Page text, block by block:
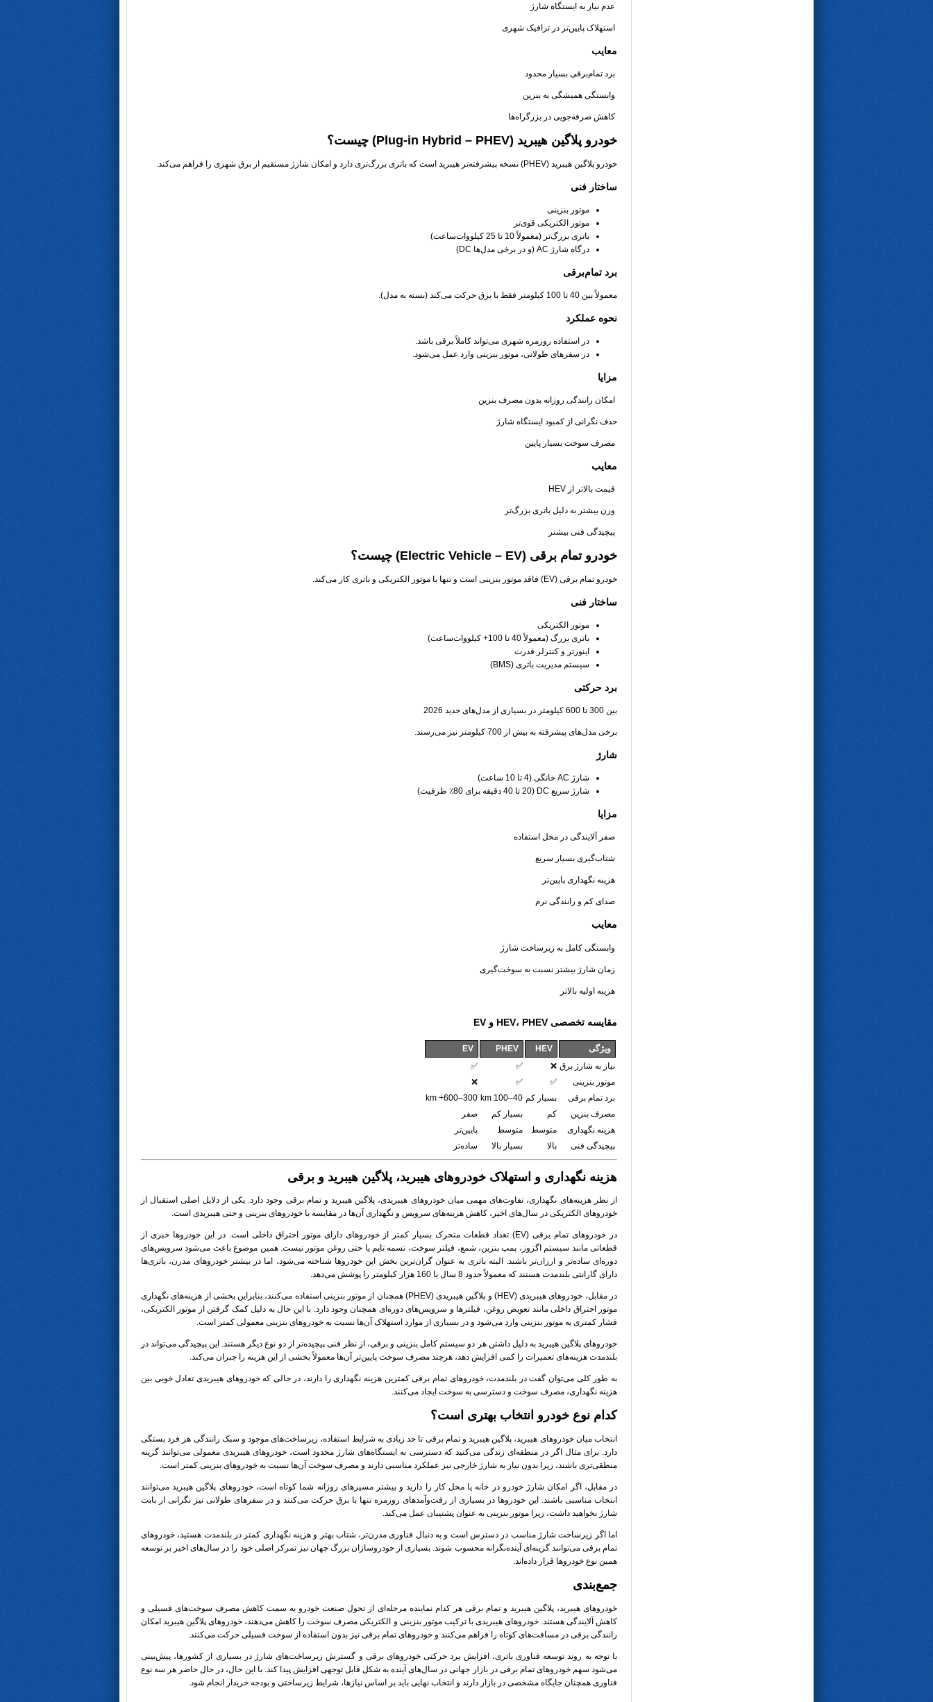
عدم نیاز به ایستگاه شارژ
استهلاک پایین‌تر در ترافیک شهری
معایب
برد تمام‌برقی بسیار محدود
وابستگی همیشگی به بنزین
کاهش صرفه‌جویی در بزرگراه‌ها
خودرو پلاگین هیبرید (Plug-in Hybrid – PHEV) چیست؟
خودرو پلاگین هیبرید (PHEV) نسخه پیشرفته‌تر هیبرید است که باتری بزرگ‌تری دارد و امکان شارژ مستقیم از برق شهری را فراهم می‌کند.
ساختار فنی
موتور بنزینی
موتور الکتریکی قوی‌تر
باتری بزرگ‌تر (معمولاً 10 تا 25 کیلووات‌ساعت)
درگاه شارژ AC (و در برخی مدل‌ها DC)
برد تمام‌برقی
معمولاً بین 40 تا 100 کیلومتر فقط با برق حرکت می‌کند (بسته به مدل).
نحوه عملکرد
در استفاده روزمره شهری می‌تواند کاملاً برقی باشد.
در سفرهای طولانی، موتور بنزینی وارد عمل می‌شود.
مزایا
امکان رانندگی روزانه بدون مصرف بنزین
حذف نگرانی از کمبود ایستگاه شارژ
مصرف سوخت بسیار پایین
معایب
قیمت بالاتر از HEV
وزن بیشتر به دلیل باتری بزرگ‌تر
پیچیدگی فنی بیشتر
خودرو تمام برقی (Electric Vehicle – EV) چیست؟
خودرو تمام برقی (EV) فاقد موتور بنزینی است و تنها با موتور الکتریکی و باتری کار می‌کند.
ساختار فنی
موتور الکتریکی
باتری بزرگ (معمولاً 40 تا 100+ کیلووات‌ساعت)
اینورتر و کنترلر قدرت
سیستم مدیریت باتری (BMS)
برد حرکتی
بین 300 تا 600 کیلومتر در بسیاری از مدل‌های جدید 2026
برخی مدل‌های پیشرفته به بیش از 700 کیلومتر نیز می‌رسند.
شارژ
شارژ AC خانگی (4 تا 10 ساعت)
شارژ سریع DC (20 تا 40 دقیقه برای 80٪ ظرفیت)
مزایا
صفر آلایندگی در محل استفاده
شتاب‌گیری بسیار سریع
هزینه نگهداری پایین‌تر
صدای کم و رانندگی نرم
معایب
وابستگی کامل به زیرساخت شارژ
زمان شارژ بیشتر نسبت به سوخت‌گیری
هزینه اولیه بالاتر
مقایسه تخصصی HEV، PHEV و EV
ویژگی HEV
PHEV
EV
نیاز به شارژ برق ❌
✅
✅
موتور بنزینی
✅
✅
❌
برد تمام برقی
بسیار کم 40–100 km
300–600+ km
مصرف بنزین
کم بسیار کم
صفر
هزینه نگهداری
متوسط متوسط
پایین‌تر
پیچیدگی فنی
بالا بسیار بالا ساده‌تر
هزینه نگهداری و استهلاک خودروهای هیبرید، پلاگین هیبرید و برقی
از نظر هزینه‌های نگهداری، تفاوت‌های مهمی میان خودروهای هیبریدی، پلاگین هیبرید و تمام برقی وجود دارد. یکی از دلایل اصلی استقبال از
خودروهای الکتریکی در سال‌های اخیر، کاهش هزینه‌های سرویس و نگهداری آن‌ها در مقایسه با خودروهای بنزینی و حتی هیبریدی است.
در خودروهای تمام برقی (EV) تعداد قطعات متحرک بسیار کمتر از خودروهای دارای موتور احتراق داخلی است. در این خودروها خبری از
قطعاتی مانند سیستم اگزوز، پمپ بنزین، شمع، فیلتر سوخت، تسمه تایم یا حتی روغن موتور نیست. همین موضوع باعث می‌شود سرویس‌های
دوره‌ای ساده‌تر و ارزان‌تر باشند. البته باتری به عنوان گران‌ترین بخش این خودروها شناخته می‌شود، اما در بیشتر خودروهای مدرن، باتری‌ها
دارای گارانتی بلندمدت هستند که معمولاً حدود 8 سال یا 160 هزار کیلومتر را پوشش می‌دهد.
در مقابل، خودروهای هیبریدی (HEV) و پلاگین هیبریدی (PHEV) همچنان از موتور بنزینی استفاده می‌کنند، بنابراین بخشی از هزینه‌های نگهداری
موتور احتراق داخلی مانند تعویض روغن، فیلترها و سرویس‌های دوره‌ای همچنان وجود دارد. با این حال به دلیل کمک گرفتن از موتور الکتریکی،
فشار کمتری به موتور بنزینی وارد می‌شود و در بسیاری از موارد استهلاک آن‌ها نسبت به خودروهای بنزینی معمولی کمتر است.
خودروهای پلاگین هیبرید به دلیل داشتن هر دو سیستم کامل بنزینی و برقی، از نظر فنی پیچیده‌تر از دو نوع دیگر هستند. این پیچیدگی می‌تواند در
بلندمدت هزینه‌های تعمیرات را کمی افزایش دهد، هرچند مصرف سوخت پایین‌تر آن‌ها معمولاً بخشی از این هزینه را جبران می‌کند.
به طور کلی می‌توان گفت در بلندمدت، خودروهای تمام برقی کمترین هزینه نگهداری را دارند، در حالی که خودروهای هیبریدی تعادل خوبی بین
هزینه نگهداری، مصرف سوخت و دسترسی به سوخت ایجاد می‌کنند.
کدام نوع خودرو انتخاب بهتری است؟
انتخاب میان خودروهای هیبرید، پلاگین هیبریدو تمام برقی تا حد زیادی به شرایط استفاده، زیرساخت‌های موجود و سبک رانندگی هر فرد بستگی
دارد. برای مثال اگر در منطقه‌ای زندگی می‌کنید که دسترسی به ایستگاه‌های شارژ محدود است، خودروهای هیبریدی معمولی می‌توانند گزینه
منطقی‌تری باشند، زیرا بدون نیاز به شارژ خارجی نیز عملکرد مناسبی دارند و مصرف سوخت آن‌ها نسبت به خودروهای بنزینی کمتر است.
در مقابل، اگر امکان شارژ خودرو در خانه یا محل کار را دارید و بیشتر مسیرهای روزانه شما کوتاه است، خودروهای پلاگین هیبرید می‌توانند
انتخاب مناسبی باشند. این خودروها در بسیاری از رفت‌وآمدهای روزمره تنها با برق حرکت می‌کنند و در سفرهای طولانی نیز نگرانی از بابت
شارژ نخواهید داشت، زیرا موتور بنزینی به عنوان پشتیبان عمل می‌کند.
اما اگر زیرساخت شارژ مناسب در دسترس است و به دنبال فناوری مدرن‌تر، شتاب بهتر و هزینه نگهداری کمتر در بلندمدت هستید، خودروهای
تمام برقی می‌توانند گزینه‌ای آینده‌نگرانه محسوب شوند. بسیاری از خودروسازان بزرگ جهان نیز تمرکز اصلی خود را در سال‌های اخیر بر توسعه
همین نوع خودروها قرار داده‌اند.
جمع‌بندی
خودروهای هیبرید، پلاگین هیبرید و تمام برقی هر کدام نماینده مرحله‌ای از تحول صنعت خودرو به سمت کاهش مصرف سوخت‌های فسیلی و
کاهش آلایندگی هستند. خودروهای هیبریدی با ترکیب موتور بنزینی و الکتریکی مصرف سوخت را کاهش می‌دهند، خودروهای پلاگین هیبرید امکان
رانندگی برقی در مسافت‌های کوتاه را فراهم می‌کنند و خودروهای تمام برقی نیز بدون استفاده از سوخت فسیلی حرکت می‌کنند.
با توجه به روند توسعه فناوری باتری، افزایش برد حرکتی خودروهای برقی و گسترش زیرساخت‌های شارژ در بسیاری از کشورها، پیش‌بینی
می‌شود سهم خودروهای تمام برقی در بازار جهانی در سال‌های آینده به شکل قابل توجهی افزایش پیدا کند. با این حال، در حال حاضر هر سه نوع
فناوری همچنان جایگاه مشخصی در بازار دارند و انتخاب نهایی باید بر اساس نیازها، شرایط زیرساختی و بودجه خریدار انجام شود.